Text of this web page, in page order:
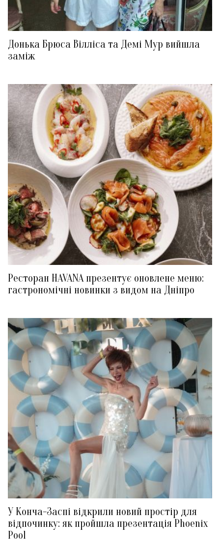
Донька Брюса Вілліса та Демі Мур вийшла
заміж
Ресторан HAVANA презентує оновлене меню:
гастрономічні новинки з видом на Дніпро
У Конча-Заспі відкрили новий простір для
відпочинку: як пройшла презентація Phoenix
Pool